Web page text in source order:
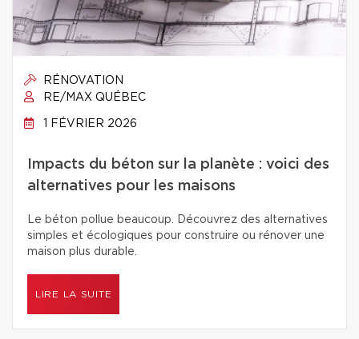
RÉNOVATION
RE/MAX QUÉBEC
1 FÉVRIER 2026
Impacts du béton sur la planète : voici des
alternatives pour les maisons
Le béton pollue beaucoup. Découvrez des alternatives
simples et écologiques pour construire ou rénover une
maison plus durable.
LIRE LA SUITE